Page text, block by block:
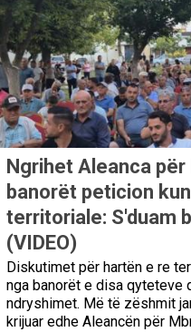
Ngrihet Aleanca
banorët peticion
territoriale: S'duam
(VIDEO)
Diskutimet për hartën e re
nga banorët e disa qyteteve
ndryshimet. Më të zëshmit
krijuar edhe Aleancën për